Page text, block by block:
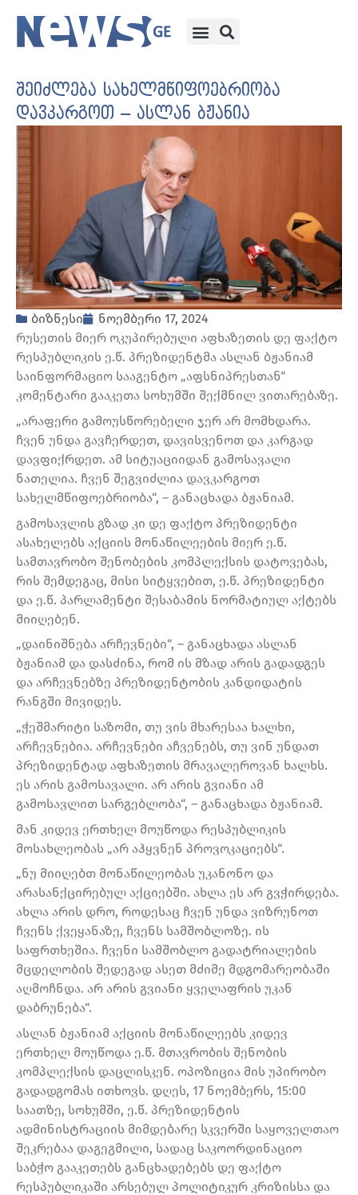
შეიძლება სახელმწიფოებრიობა
დავკარგოთ – ასლან ბჟანია
ბიზნესი
ნოემბერი 17, 2024
რუსეთის მიერ ოკუპირებული აფხაზეთის დე ფაქტო
რესპუბლიკის ე.წ. პრეზიდენტმა ასლან ბჟანიამ
საინფორმაციო სააგენტო „აფსნიპრესთან“
კომენტარი გააკეთა სოხუმში შექმნილ ვითარებაზე.
„არაფერი გამოუსწორებელი ჯერ არ მომხდარა.
ჩვენ უნდა გავჩერდეთ, დავისვენოთ და კარგად
დავფიქრდეთ. ამ სიტუაციიდან გამოსავალი
ნათელია. ჩვენ შეგვიძლია დავკარგოთ
სახელმწიფოებრიობა“, – განაცხადა ბჟანიამ.
გამოსავლის გზად კი დე ფაქტო პრეზიდენტი
ასახელებს აქციის მონაწილეების მიერ ე.წ.
სამთავრობო შენობების კომპლექსის დატოვებას,
რის შემდეგაც, მისი სიტყვებით, ე.წ. პრეზიდენტი
და ე.წ. პარლამენტი შესაბამის ნორმატიულ აქტებს
მიიღებენ.
„დაინიშნება არჩევნები“, – განაცხადა ასლან
ბჟანიამ და დასძინა, რომ ის მზად არის გადადგეს
და არჩევნებზე პრეზიდენტობის კანდიდატის
რანგში მივიდეს.
„ჭეშმარიტი საზომი, თუ ვის მხარესაა ხალხი,
არჩევნებია. არჩევნები აჩვენებს, თუ ვინ უნდათ
პრეზიდენტად აფხაზეთის მრავალეროვან ხალხს.
ეს არის გამოსავალი. არ არის გვიანი ამ
გამოსავლით სარგებლობა“, – განაცხადა ბჟანიამ.
მან კიდევ ერთხელ მოუწოდა რესპუბლიკის
მოსახლეობას „არ აჰყვნენ პროვოკაციებს“.
„ნუ მიიღებთ მონაწილეობას უკანონო და
არასანქცირებულ აქციებში. ახლა ეს არ გვჭირდება.
ახლა არის დრო, როდესაც ჩვენ უნდა ვიზრუნოთ
ჩვენს ქვეყანაზე, ჩვენს სამშობლოზე. ის
საფრთხეშია. ჩვენი სამშობლო გადატრიალების
მცდელობის შედეგად ასეთ მძიმე მდგომარეობაში
აღმოჩნდა. არ არის გვიანი ყველაფრის უკან
დაბრუნება“.
ასლან ბჟანიამ აქციის მონაწილეებს კიდევ
ერთხელ მოუწოდა ე.წ. მთავრობის შენობის
კომპლექსის დაცლისკენ. ოპოზიცია მის უპირობო
გადადგომას ითხოვს. დღეს, 17 ნოემბერს, 15:00
საათზე, სოხუმში, ე.წ. პრეზიდენტის
ადმინისტრაციის მიმდებარე სკვერში საყოველთაო
შეკრებაა დაგეგმილი, სადაც საკოორდინაციო
საბჭო გააკეთებს განცხადებებს დე ფაქტო
რესპუბლიკაში არსებულ პოლიტიკურ კრიზისსა და